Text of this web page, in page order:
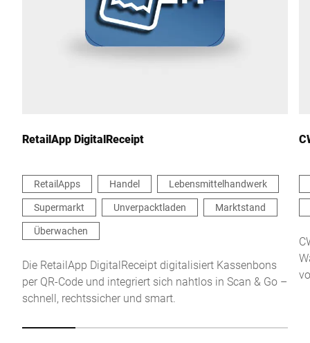
Hiermit bestätige ich, dass ich mit der Nutzung meiner Daten zur
Bearbeitung dieser Anfrage einverstanden bin. Weitere
Informationen finden Sie in den
Anti-Robot Verification
Click to start verification
RetailApp DigitalReceipt
RetailApps Handel
Lebensmittelhandwerk
Supermarkt
Unverpacktladen
Marktstand
Überwachen
Die RetailApp DigitalReceipt digitalisiert Kassenbons
per QR-Code und integriert sich nahtlos in Scan & Go –
schnell, rechtssicher und smart.